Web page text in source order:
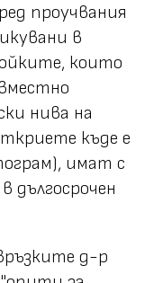
проучвания
в
които
нива на
къде е
имат с
дългосрочен
д-р